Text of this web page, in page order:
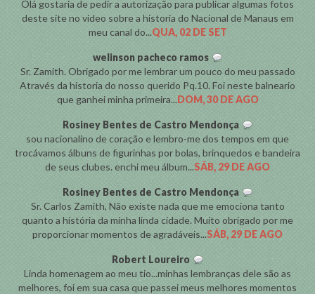
Olá gostaria de pedir a autorização para publicar algumas fotos
deste site no video sobre a historia do Nacional de Manaus em
meu canal do...QUA, 02 DE SET
welinson pacheco ramos
Sr. Zamith. Obrigado por me lembrar um pouco do meu passado
Através da historia do nosso querido Pq.10. Foi neste balneario
que ganhei minha primeira...DOM, 30 DE AGO
Rosiney Bentes de Castro Mendonça
sou nacionalino de coração e lembro-me dos tempos em que
trocávamos álbuns de figurinhas por bolas, brinquedos e bandeira
de seus clubes. enchi meu álbum...SÁB, 29 DE AGO
Rosiney Bentes de Castro Mendonça
Sr. Carlos Zamith, Não existe nada que me emociona tanto
quanto a história da minha linda cidade. Muito obrigado por me
proporcionar momentos de agradáveis...SÁB, 29 DE AGO
Robert Loureiro
Linda homenagem ao meu tio...minhas lembranças dele são as
melhores, foi em sua casa que passei meus melhores momentos